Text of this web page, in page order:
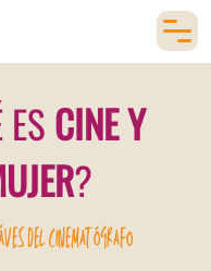
CINE Y
?
del cinematógrafo